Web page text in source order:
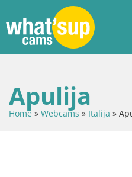
Apulija
Home » Webcams » Italija »